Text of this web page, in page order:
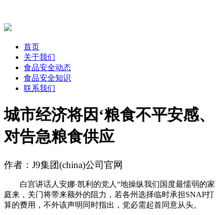
首页
关于我们
食品安全动态
食品安全知识
联系我们
城市经济将因‘粮食不平安感、
对告急粮食供应
作者：J9集团(china)公司官网
白宫讲话人安娜·凯利的党人“地操纵我们国度最懦弱的家
庭来，关门将带来额外的阻力，若各州选择临时承担SNAP打
算的费用，不外该声明同时指出，党必需起首同意从头。